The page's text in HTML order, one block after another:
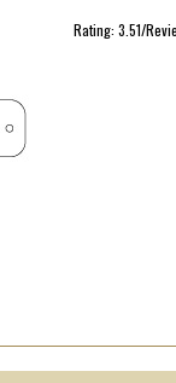
Rating: 3.51/